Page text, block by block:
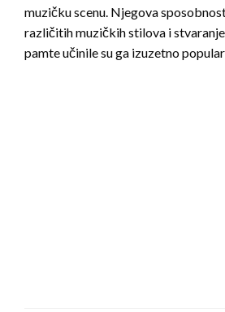
muzičku scenu. Njegova
različitih muzičkih stilova i
pamte učinile su ga izuzetno